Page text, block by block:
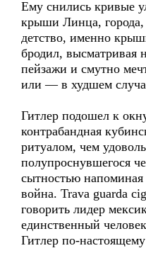
Ему снились кривые
крыши Линца, города,
детство, именно
бродил, высматривая
пейзажи и смутно
или — в худшем
Гитлер подошел к
контрабандная
ритуалом, чем
полупроснувшегося
сытностью
война. Trava guarda
говорить лидер
единственный
Гитлер по-